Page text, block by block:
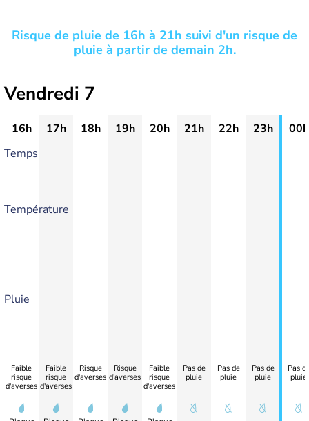
Risque de pluie de 16h à 21h suivi d'un risque de
pluie à partir de demain 2h.
Vendredi 7
16h 17h 18h 19h 20h 21h 22h 23h
00h
Temps
Température
Pluie
Faible
risque
d'averses
Faible
risque
d'averses
Risque
d'averses
Risque
d'averses
Faible
risque
d'averses
Pas de
pluie
Pas de
pluie
Pas de
pluie
Pas
pluie